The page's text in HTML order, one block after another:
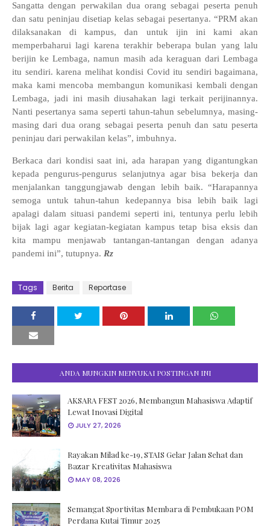
Sangatta dengan perwakilan dua orang sebagai peserta penuh
dan satu peninjau disetiap kelas sebagai pesertanya. “PRM akan
dilaksanakan di kampus, dan untuk ijin ini kami akan
memperbaharui lagi karena terakhir beberapa bulan yang lalu
berijin ke Lembaga, namun masih ada keraguan dari Lembaga
itu sendiri. karena melihat kondisi Covid itu sendiri bagaimana,
maka kami mencoba membangun komunikasi kembali dengan
Lembaga, jadi ini masih diusahakan lagi terkait perijinannya.
Nanti pesertanya sama seperti tahun-tahun sebelumnya, masing-
masing dari dua orang sebagai peserta penuh dan satu peserta
peninjau dari perwakilan kelas”, imbuhnya.
Berkaca dari kondisi saat ini, ada harapan yang digantungkan
kepada pengurus-pengurus selanjutnya agar bisa bekerja dan
menjalankan tanggungjawab dengan lebih baik. “Harapannya
semoga untuk tahun-tahun kedepannya bisa lebih baik lagi
apalagi dalam situasi pandemi seperti ini, tentunya perlu lebih
bijak lagi agar kegiatan-kegiatan kampus tetap bisa eksis dan
kita mampu menjawab tantangan-tantangan dengan adanya
pandemi ini”, tutupnya. Rz
Tags Berita Reportase
ANDA MUNGKIN MENYUKAI POSTINGAN INI
AKSARA FEST 2026, Membangun Mahasiswa Adaptif
Lewat Inovasi Digital
JULY 27, 2026
Rayakan Milad ke-19, STAIS Gelar Jalan Sehat dan
Bazar Kreativitas Mahasiswa
MAY 08, 2026
Semangat Sportivitas Membara di Pembukaan POM
Perdana Kutai Timur 2025